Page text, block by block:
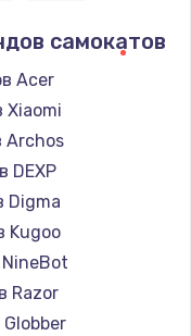
самокатов
Acer
Xiaomi
Archos
DEXP
Digma
Kugoo
Razor